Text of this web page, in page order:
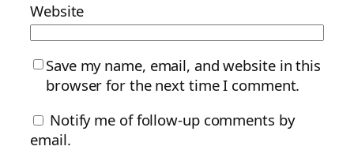
Website
Save my name, email, and website in this
browser for the next time I comment.
Notify me of follow-up comments by
email.